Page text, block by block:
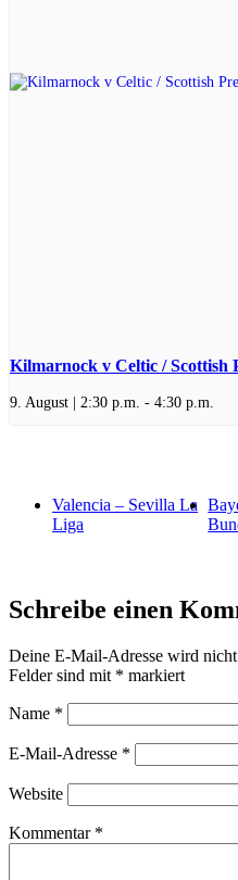
Kilmarnock v Celtic / Scottish
9. August | 2:30 p.m. - 4:30 p.m.
Valencia – Sevilla La
Liga
Schreibe einen
Deine E-Mail-Adresse wird
Felder sind mit * markiert
Name *
E-Mail-Adresse *
Website
Kommentar *